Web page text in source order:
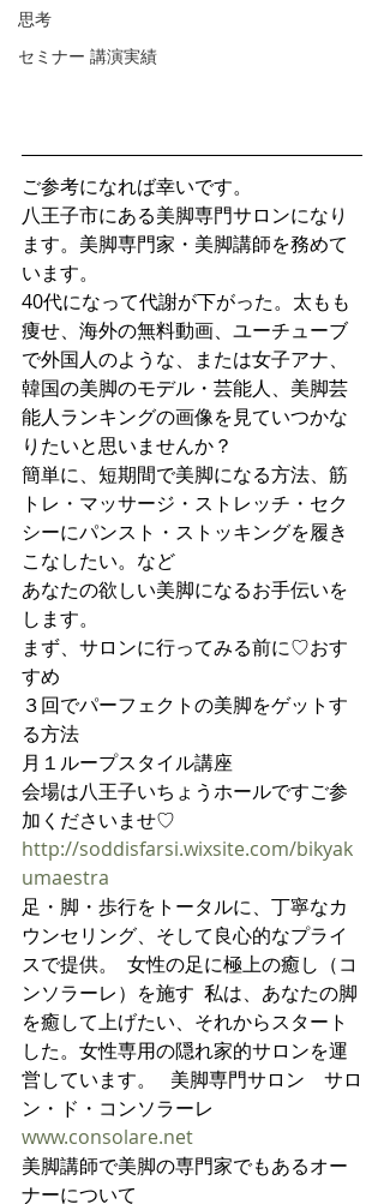
思考
セミナー 講演実績
ご参考になれば幸いです。
八王子市にある美脚専門サロンになり
ます。美脚専門家・美脚講師を務めて
います。
40代になって代謝が下がった。太もも
痩せ、海外の無料動画、ユーチューブ
で外国人のような、または女子アナ、
韓国の美脚のモデル・芸能人、美脚芸
能人ランキングの画像を見ていつかな
りたいと思いませんか？
簡単に、短期間で美脚になる方法、筋
トレ・マッサージ・ストレッチ・セク
シーにパンスト・ストッキングを履き
こなしたい。など
あなたの欲しい美脚になるお手伝いを
します。
まず、サロンに行ってみる前に♡おす
すめ
３回でパーフェクトの美脚をゲットす
る方法
月１ループスタイル講座
会場は八王子いちょうホールですご参
加くださいませ♡
http://soddisfarsi.wixsite.com/bikyak
umaestra
足・脚・歩行をトータルに、丁寧なカ
ウンセリング、そして良心的なプライ
スで提供。  女性の足に極上の癒し（コ
ンソラーレ）を施す  私は、あなたの脚
を癒して上げたい、それからスタート
した。女性専用の隠れ家的サロンを運
営しています。   美脚専門サロン　サロ
ン・ド・コンソラーレ
www.consolare.net
美脚講師で美脚の専門家でもあるオー
ナーについて